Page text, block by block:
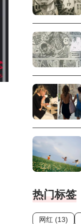
热门标签
网红 (13)